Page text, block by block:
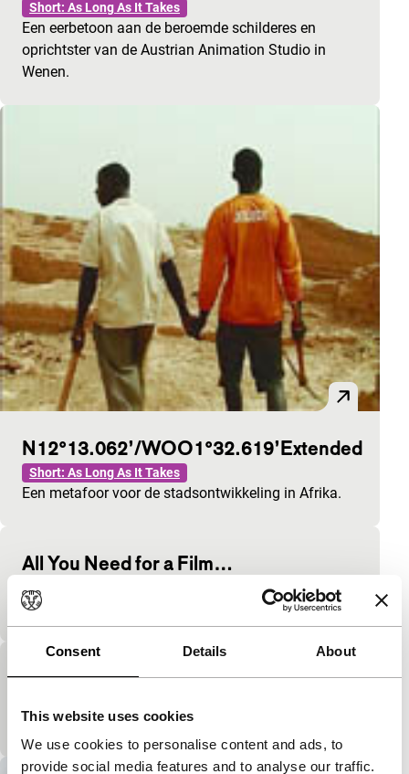
Consent Details About
This website uses cookies
We use cookies to personalise content and ads, to
provide social media features and to analyse our traffic.
Short: As Long As It Takes
Een eerbetoon aan de beroemde schilderes en
oprichtster van de Austrian Animation Studio in
Wenen.
N12°13.062’/WOO1°32.619’Extended
Short: As Long As It Takes
Een metafoor voor de stadsontwikkeling in Afrika.
All You Need for a Film…
Short: As Long As It Takes
Een statement.
Her Mona
Een liedjeswedstrijd.